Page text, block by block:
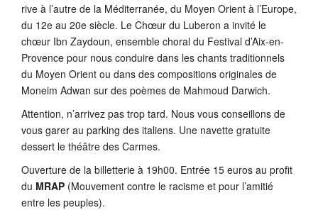
rive à l’autre de la Méditerranée, du Moyen Orient à l’Europe,
du 12e au 20e siècle. Le Chœur du Luberon a invité le
chœur Ibn Zaydoun, ensemble choral du Festival d’Aix-en-
Provence pour nous conduire dans les chants traditionnels
du Moyen Orient ou dans des compositions originales de
Moneim Adwan sur des poèmes de Mahmoud Darwich.
Attention, n’arrivez pas trop tard. Nous vous conseillons de
vous garer au parking des italiens. Une navette gratuite
dessert le théâtre des Carmes.
Ouverture de la billetterie à 19h00. Entrée 15 euros au profit
du MRAP (Mouvement contre le racisme et pour l’amitié
entre les peuples).